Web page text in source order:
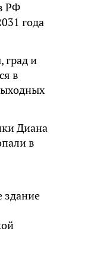
РФ
года
град и
в
Диана
в
здание